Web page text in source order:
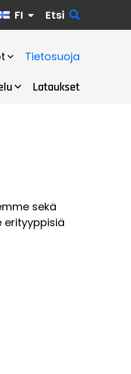
FI Etsi
Tietosuoja
Lataukset
sekä
erityyppisiä